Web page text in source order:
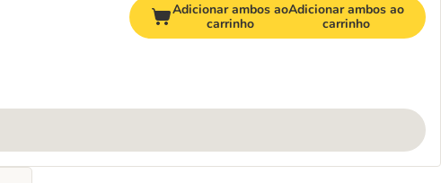
Adicionar ambos ao
carrinho
Adicionar ambos ao
carrinho